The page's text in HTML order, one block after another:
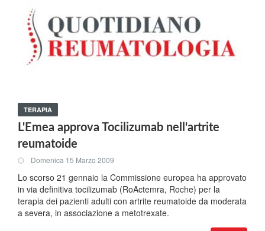
TERAPIA
L'Emea approva Tocilizumab nell'artrite
reumatoide
Domenica 15 Marzo 2009
Lo scorso 21 gennaio la Commissione europea ha approvato
in via definitiva tocilizumab (RoActemra, Roche) per la
terapia dei pazienti adulti con artrite reumatoide da moderata
a severa, in associazione a metotrexate.